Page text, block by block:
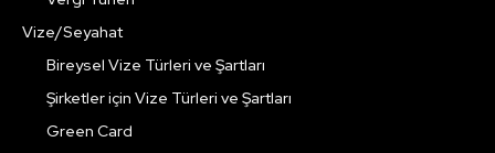
Vize/Seyahat
Bireysel Vize Türleri ve Şartları
Şirketler için Vize Türleri ve Şartları
Green Card